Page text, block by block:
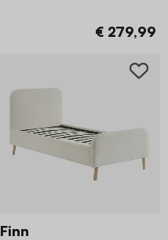
€ 279,99
Finn